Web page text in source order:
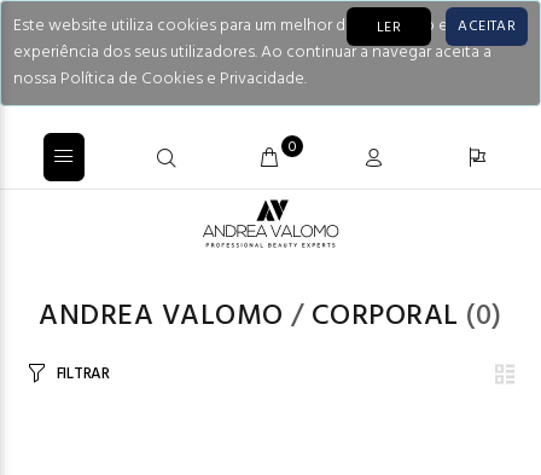
Este website utiliza cookies para um melhor desempenho e
experiência dos seus utilizadores. Ao continuar a navegar aceita a
nossa Política de Cookies e Privacidade.
LER ACEITAR
0
ANDREA VALOMO /CORPORAL (0)
FILTRAR